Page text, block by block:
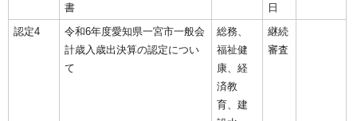
書
日
認定4
令和6年度愛知県一宮市一般会
計歳入歳出決算の認定につい
て
総務、
福祉健
康、経
済教
育、建
継続
審査